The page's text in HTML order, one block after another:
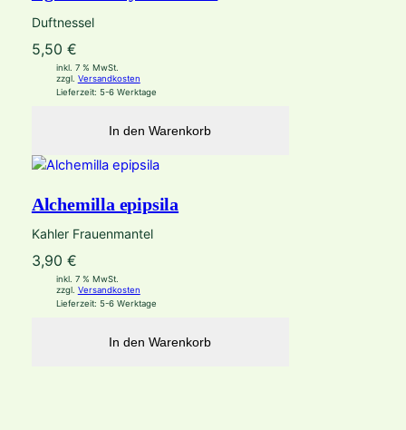
Duftnessel
5,50 €
inkl. 7 % MwSt.
zzgl. Versandkosten
Lieferzeit: 5-6 Werktage
In den Warenkorb
Alchemilla epipsila
Kahler Frauenmantel
3,90 €
inkl. 7 % MwSt.
zzgl. Versandkosten
Lieferzeit: 5-6 Werktage
In den Warenkorb